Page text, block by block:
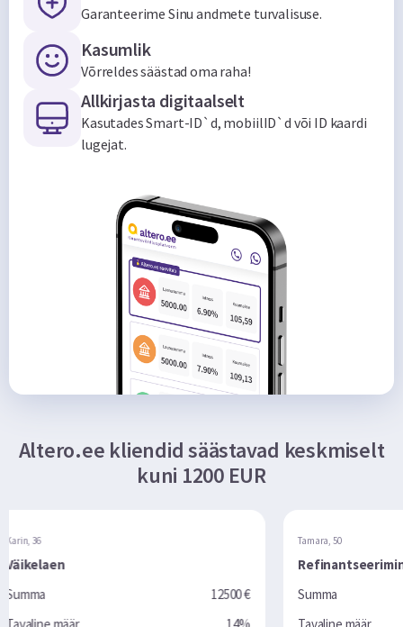
Garanteerime Sinu andmete turvalisuse.
Kasumlik
Võrreldes säästad oma raha!
Allkirjasta digitaalselt
Kasutades Smart-ID`d, mobiilID`d või ID kaardi
lugejat.
Altero.ee kliendid säästavad keskmiselt
kuni 1200 EUR